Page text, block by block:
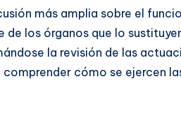
más amplia sobre el
los órganos que lo
la revisión de las
cómo se ejercen